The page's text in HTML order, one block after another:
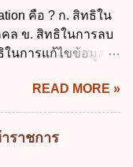
จ้าหน้าที่ตามพระ
ส่วนบุคคล พ.ศ.
. รัฐมนตรีว่าการ
โดยอาศัยกฎหมาย
ติวิธีการงบ
ระราชบัญญัติวินัย
ง. ระเบียบ
การเบิกเงินจากคลัง
รเก็บรักษาเงิน และ
คือ ? ก. สิทธิใน
ล ข. สิทธิในการลบ
นการแก้ไขข้อมูล
นบุคคล ข้อ 42 ผู้
องแก้ไขข้อมูลส่วน
ก. ถูกต้อง เป็น
READ MORE »
ราชการ